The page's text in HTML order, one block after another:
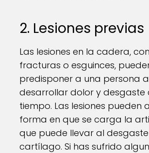
2. Lesiones previas
Las lesiones en la cadera,
fracturas o esguinces,
predisponer a una persona a
desarrollar dolor y desgaste
tiempo. Las lesiones pueden
forma en que se carga la
que puede llevar al
cartílago. Si has sufrido